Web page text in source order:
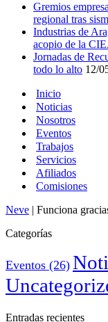
Gremios
regional tras
Industrias de
acopio de la
Jornadas de
todo lo alto 12/
Inicio
Noticias
Nosotros
Eventos
Trabajos
Servicios
Afiliados
Comisiones
Neve | Funciona
Categorías
Eventos (26)
Entradas recientes